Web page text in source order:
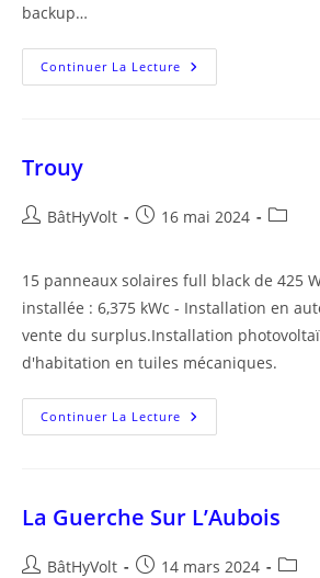
backup…
Continuer La Lecture Oizon
Trouy
Auteur/autrice
publication :
BâtHyVolt
Publication
16 mai 2024
Post
15 panneaux solaires full black de 425
installée : 6,375 kWc - Installation en
vente du surplus.Installation
d'habitation en tuiles mécaniques.
Continuer La Lecture Trouy
La Guerche Sur L’Aubois
Auteur/autrice
BâtHyVolt
Publication
14 mars 2024
Post